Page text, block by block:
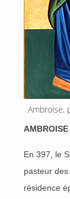
Ambroise,
AMBROISE
En 397, le
pasteur
résidence